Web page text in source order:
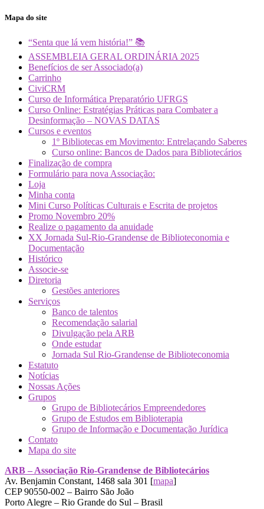
Mapa do site
“Senta que lá vem história!” 📚
ASSEMBLEIA GERAL ORDINÁRIA 2025
Benefícios de ser Associado(a)
Carrinho
CiviCRM
Curso de Informática Preparatório UFRGS
Curso Online: Estratégias Práticas para Combater a
Desinformação – NOVAS DATAS
Cursos e eventos
1º Bibliotecas em Movimento: Entrelaçando Saberes
Curso online: Bancos de Dados para Bibliotecários
Finalização de compra
Formulário para nova Associação:
Loja
Minha conta
Mini Curso Políticas Culturais e Escrita de projetos
Promo Novembro 20%
Realize o pagamento da anuidade
XX Jornada Sul-Rio-Grandense de Biblioteconomia e
Documentação
Histórico
Associe-se
Diretoria
Gestões anteriores
Serviços
Banco de talentos
Recomendação salarial
Divulgação pela ARB
Onde estudar
Jornada Sul Rio-Grandense de Biblioteconomia
Estatuto
Notícias
Nossas Ações
Grupos
Grupo de Bibliotecários Empreendedores
Grupo de Estudos em Biblioterapia
Grupo de Informação e Documentação Jurídica
Contato
Mapa do site
ARB – Associação Rio-Grandense de Bibliotecários
Av. Benjamin Constant, 1468 sala 301 [mapa]
CEP 90550-002 – Bairro São João
Porto Alegre – Rio Grande do Sul – Brasil